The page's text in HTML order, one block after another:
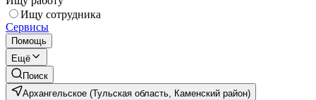
Ищу сотрудника
Сервисы
Помощь
Ещё
Поиск
Архангельское (Тульская область, Каменский район)